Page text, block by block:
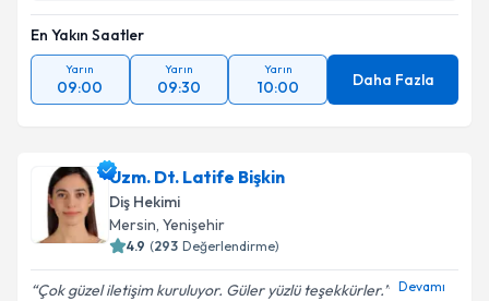
En Yakın Saatler
Yarın
09:00
Yarın
09:30
Yarın
10:00 Daha Fazla
Uzm. Dt. Latife Bişkin
Diş Hekimi
Mersin, Yenişehir
4.9 (293 Değerlendirme)
Çok güzel iletişim kuruluyor. Güler yüzlü teşekkürler. Devamı